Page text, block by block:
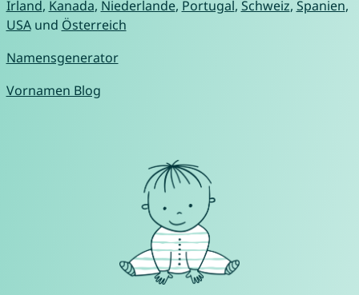
Irland, Kanada, Niederlande, Portugal, Schweiz, Spanien,
USAund Österreich
Namensgenerator
Vornamen Blog